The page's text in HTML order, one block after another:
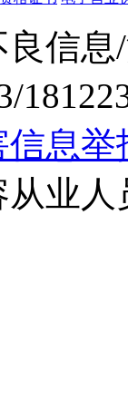
信息
息举
从业